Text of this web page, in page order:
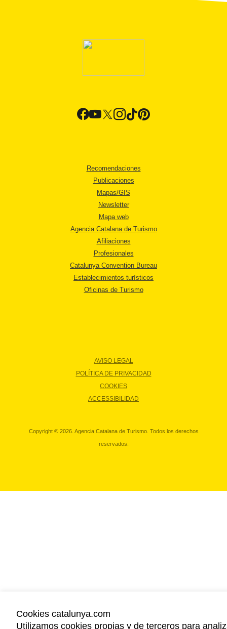
Recomendaciones
Publicaciones
Mapas/GIS
Newsletter
Mapa web
Agencia Catalana de Turismo
Afiliaciones
Profesionales
Catalunya Convention Bureau
Establecimientos turísticos
Oficinas de Turismo
AVISO LEGAL
POLÍTICA DE PRIVACIDAD
COOKIES
ACCESSIBILIDAD
Copyright © 2026. Agencia Catalana de Turismo. Todos los derechos
reservados.
Cookies catalunya.com
Utilizamos cookies propias y de terceros para